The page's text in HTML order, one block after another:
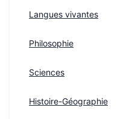
Langues vivantes
Philosophie
Sciences
Histoire-Géographie